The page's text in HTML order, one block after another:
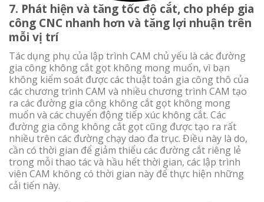
7. Phát hiện và tăng tốc độ cắt, cho phép gia
công CNC nhanh hơn và tăng lợi nhuận trên
mỗi vị trí
Tác dụng phụ của lập trình CAM chủ yếu là các đường
gia công không cắt gọt không mong muốn, vì bạn
không kiểm soát được các thuật toán gia công thô của
các chương trình CAM và nhiều chương trình CAM tạo
ra các đường gia công không cắt gọt không mong
muốn và các chuyển động tiếp xúc không cắt. Các
đường gia công không cắt gọt cũng được tạo ra rất
nhiều trên các đường chạy dao đa trục. Điều này là do,
cần có thời gian để giảm thiểu các đường cắt riêng lẻ
trong mỗi thao tác và hầu hết thời gian, các lập trình
viên CAM không có thời gian này để thực hiện những
cải tiến này.